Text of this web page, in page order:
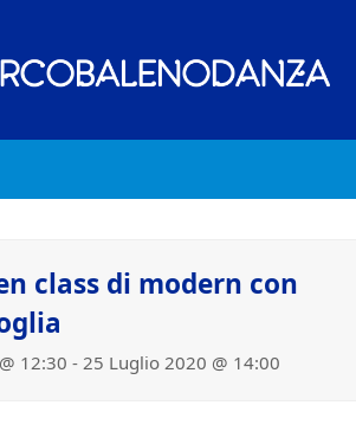
class di modern con
12:30 -25 Luglio 2020 @ 14:00